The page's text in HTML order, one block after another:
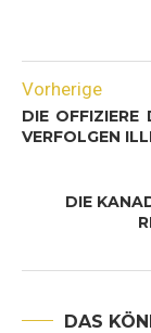
Vorherige
DIE OFFIZIERE
VERFOLGEN
DIE
DAS